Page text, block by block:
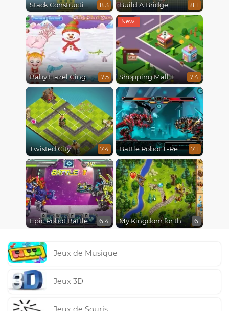
Stack Construction 8.3 Build A Bridge 8.1
Baby Hazel Gingerbread House 7.5 Shopping Mall Tycoon 7.4
Twisted City 7.4 Battle Robot T-Rex Age 7.1
Epic Robot Battle 6.4 My Kingdom for the Princess 6
Jeux de Musique
Jeux 3D